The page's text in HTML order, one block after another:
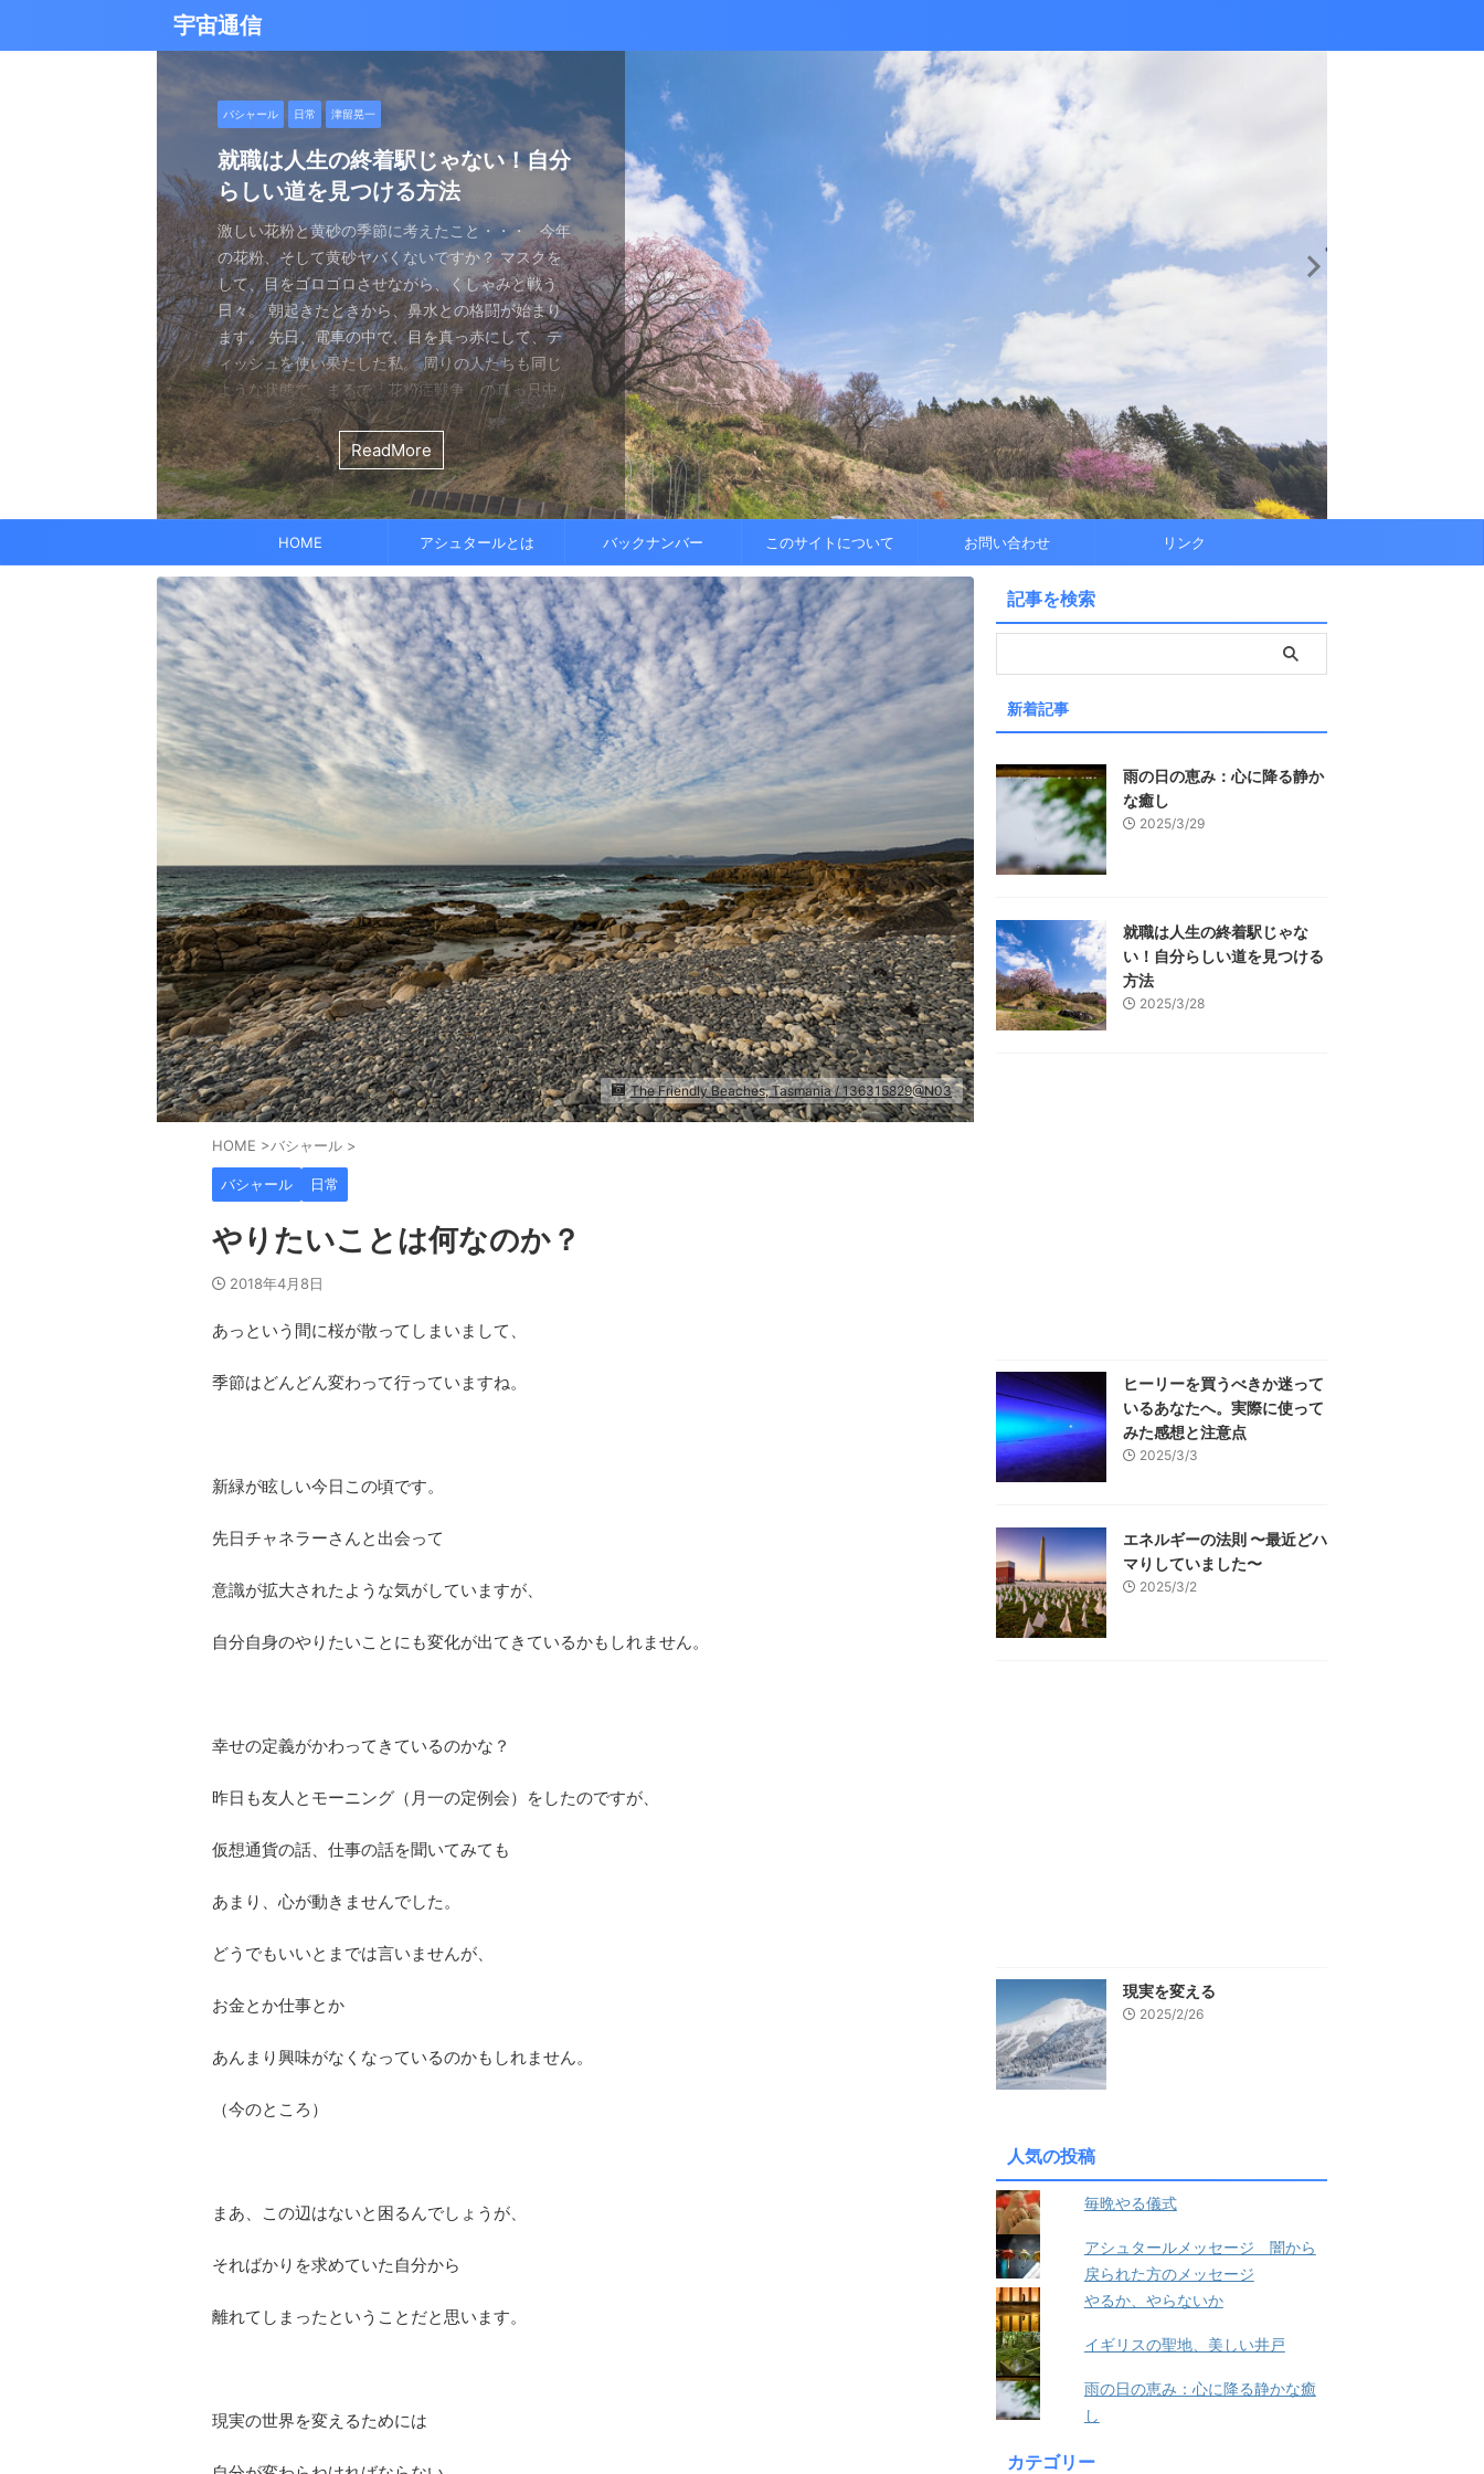
宇宙通信
日常 津留晃一
雨の日の恵み：心に降る静かな癒し
雨の音を聞いたことはありますか？ 窓ガラスを叩
く優しい音、屋根を打つリズミカルな音、 そして
地面に落ちる繊細な音。 それぞれが奏でるハーモ
ニーは、 私たちの心に特別な空間を作り出してく
れます。 雨は大地だけでなく、心も潤す 今日は何
となく、 降り続ける雨を眺めていました。 最初は
予定していた釣りができなくなり、少し残念に思い
ました。 でも、温かいコーヒーを入れ、 窓辺に座
って雨景色を眺めていると、不思議と心が落ち着い
てきたのです。 雨は自然界の浄化装置です。 土埃
を洗い流し、植物に命の水を与え、空気を清 ...
ReadMore
バシャール 日常 津留晃一
就職は人生の終着駅じゃない！自分
らしい道を見つける方法
激しい花粉と黄砂の季節に考えたこと・・・ 今年
の花粉、そして黄砂ヤバくないですか？ マスクを
して、目をゴロゴロさせながら、くしゃみと戦う
日々。 朝起きたときから、鼻水との格闘が始まり
ます。 先日、電車の中で、目を真っ赤にして、テ
ィッシュを使い果たした私。 周りの人たちも同じ
ような状態で、まるで「花粉症戦争」の真っ只中。
そんな辛い朝、ふと考えました。 この花粉症との
戦いって、進学や就職前の気持ちに似ているな、
と。 先の見えない不安、どうしようもない状況、
でも、どこかで希望を感じる——そんな ...
ReadMore
Healy 日常
ヒーリーを買うべきか迷っているあ
なたへ。実際に使ってみた感想と注
意点
近年、Healy（ヒーリー）という量子波動調整器が
注目を集めています。 私自身もこのデバイスを2年
以上前に購入し、所有しており、 その使用経験を
踏まえて、さらに詳しくお伝えしたいと思います。
Healyの仕組みと機能 Healyは、微弱な電流と周波
数を用いて、 心身のバランスを整えることを目的
としたウェアラブルデバイスです。 専用のアプリ
と連携し、電極を介して身体に微弱な電流を流すこ
とで、 個人の必要とする周波数を分析・適用しま
す。 これにより、エネルギーバランスを整えると
ReadMore
バシャール 日常
エネルギーの法則 〜最近どハマり
していました〜
最近、めちゃくちゃYouTubeやSNSを見ていたの
ですが、 気づいたら政治とか社会問題のニュース
ばかり見ていました。 特にトランプの発言やDSの
悪行、財務省解体、１０３万円の壁など・・・・。
別にそれを見て何かが解決できるわけではないの
に、 どんどんハマってしまいました。 なんだか、
自分の心のモヤモヤを代弁してくれる感じがするの
でしょうか？ つい次々と見てしまうのです。 そし
て、気づいたら めちゃくちゃ波動が下がっていま
した！（笑） どうして気づいたのかといえば ...
ReadMore
日常
現実を変える
最近疲れ気味です。 というのも、現実とは何か？
結構悩むんですよね。 自分の理想の姿を考える
と、 今、全然そうなっていない。 地位も名誉もな
い。お金もない。自由もない（笑） でもねぇ、 た
まにそれでもいいわと思える時もあるんです。 そ
んなことは問題じゃなくて、 今ここに生きている
ことだけで幸せという時がある。 それは、どうい
うときかといえば 今ここにいる時 今に集中して、
今を楽しんでいるとき。 先日ワカサギ釣りに行き
ました。 氷に穴をあけて糸を垂らすやつ。 &nb ...
ReadMore
日常
今、ここにいること
２０２５年あけましておめでとうございます。 今
年もよろしくお願い致します。 とはいえ、近年お
正月という感覚はありませんね。 いつの間にか年
が明けて、 いつの間にか過ぎ去っていく。 なんて
書くと、新年から暗いかな（笑） まあ、それだけ
歳をとったということでしょう。 昨年末は結構忙
しくてきつかったのですが、 年始は暇。 暇になる
と思うことはありますよね。 自分は今ここを生き
ているのか？ 我々の現実は今ここだけなのです
が、 未来を見ちゃったり、過去を悔んだり &nbsp
...
ReadMore
Healy 日常 津留晃一
もしかしてだけどHealy（量子波動
調整器）のせいなの？
ちょっと前に 最近ヒーリー（Healy）つかってない
なー みたいなブログを書いたと思います。 Healy
とは Healyはドイツで研究開発され、製造された最
新の人工知能を利用した 健康をサポートする製品
です。 弱い電気パルスを使用して体をよりバラン
スのとれた状態にする、 周波数応用のアイデアに
基づいて設計された小型の電子デバイスです。 細
胞レベルで人体を調整し、健康的な生活をサポート
します。 そうなんです。 あんまり使っていませ
ん。 というのも しばらく意欲というか、やる気が
なくて だらだら ...
ReadMore
日常
iPad 第10世代買いました
アマゾンのブラックフライデー Ipadが安くなって
いましたね。 ということで第１０世代（無印）購
入してしまいました。 これで今まで使っていた
ipad Pro(初代）とはおさらばです。 特に困ってい
たわけでもなく、iPad自体はほとんど使っていなか
ったので 変えなくても良かったのですが、 気分で
す（笑） こういうの重要ですよね。 気分が乗った
からやるというノリ。 実際変えてみてUSBーC端
子はすごくいい。 Lightningの呪縛から解放される
のだけでも めちゃくちゃいい。 &n ...
ReadMore
Healy 日常
久し振りにHealy（ヒーリー）量子
波動調整器について
久しぶりにHealy（ヒーリー）量子波動調整器につ
いて触れてみる。 こちら小さい割には結構高いデ
バイスです。 買う時も結構迷いました。 でもねぇ
やっぱり限られた人生 波動を良くして豊かな人生
を送りたいじゃないですか。 だから、多少の投資
は仕方ないし 試してみないとわからないと購入し
ました。 それでです。 一年ぐらいはほどほどに使
っていたのはいたのですが、 やはり実感がね。 良
くなっているという実感が乏しい。 これ、たぶん
宗教と同じで 一人でやっているからだと思う。 近
くに何人か使っている人がいれば、 体 ...
ReadMore
日常
大谷さんの通訳、水原さんの解雇に
思う
ちょっとびっくりしました。 多分今、かなり有名
な通訳だと思う水原さんが解雇されたようです。
それも違法賭博か・・・ 違法かどうかは別として
賭博が原因で解雇とは・・・ とってもつらい。 自
分は特に野球が好きとか 大谷さんが好きというな
わけではないし、 水原さんに思い入れがあるわけ
でもない。 でもねえ・・・ 今の水原さんの気持ち
を考えるとなんかつらい。 というのも、多額の借
金を背負いながら 何とかしたいと日々思いながら
一生懸命仕事していたわけでしょ。 ...
ReadMore
HOME アシュタールとは バックナンバー このサイトについて お問い合わせ リンク
The Friendly Beaches, Tasmania / 136315829@N03
HOME >バシャール >
バシャール 日常
やりたいことは何なのか？
2018年4月8日
あっという間に桜が散ってしまいまして、
季節はどんどん変わって行っていますね。
新緑が眩しい今日この頃です。
先日チャネラーさんと出会って
意識が拡大されたような気がしていますが、
自分自身のやりたいことにも変化が出てきているかもしれません。
幸せの定義がかわってきているのかな？
昨日も友人とモーニング（月一の定例会）をしたのですが、
仮想通貨の話、仕事の話を聞いてみても
あまり、心が動きませんでした。
どうでもいいとまでは言いませんが、
お金とか仕事とか
あんまり興味がなくなっているのかもしれません。
（今のところ）
まあ、この辺はないと困るんでしょうが、
そればかりを求めていた自分から
離れてしまったということだと思います。
現実の世界を変えるためには
記事を検索
新着記事
雨の日の恵み：心に降る静か
な癒し
2025/3/29
就職は人生の終着駅じゃな
い！自分らしい道を見つける
方法
2025/3/28
ヒーリーを買うべきか迷って
いるあなたへ。実際に使って
みた感想と注意点
2025/3/3
エネルギーの法則 〜最近どハ
マりしていました〜
2025/3/2
現実を変える
2025/2/26
人気の投稿
毎晩やる儀式
アシュタールメッセージ 闇から
戻られた方のメッセージ
やるか、やらないか
イギリスの聖地、美しい井戸
雨の日の恵み：心に降る静かな癒
し
カテゴリー